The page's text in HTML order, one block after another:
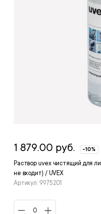
Раствор uvex чистящий для
не входит) / UVEX
Артикул: 9975201
1 879.00 руб. -10%